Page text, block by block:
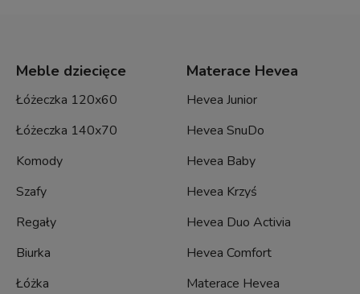
Meble dziecięce
Łóżeczka 120x60
Łóżeczka 140x70
Komody
Szafy
Regały
Biurka
Łóżka
Materace Hevea
Hevea Junior
Hevea SnuDo
Hevea Baby
Hevea Krzyś
Hevea Duo Activia
Hevea Comfort
Materace Hevea